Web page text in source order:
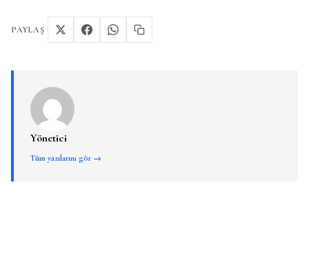
PAYLAŞ
Yönetici
Tüm yazılarını gör →